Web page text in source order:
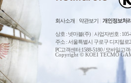
회사소개 약관보기 개인정보처
상호 : 넷마블(주) 사업자번호 :
주소 : 서울특별시 구로구 디지털로
PC고객센터:1588-5180 / 모바일고
Copyright © KOEI TECMO